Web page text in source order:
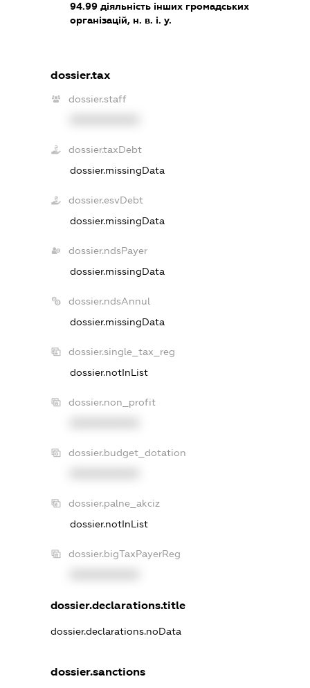
94.99 діяльність інших громадських
організацій, н. в. і. у.
dossier.tax
dossier.staff
dossier.taxDebt
dossier.missingData
dossier.esvDebt
dossier.missingData
dossier.ndsPayer
dossier.missingData
dossier.ndsAnnul
dossier.missingData
dossier.single_tax_reg
dossier.notInList
dossier.non_profit
dossier.budget_dotation
dossier.palne_akciz
dossier.notInList
dossier.bigTaxPayerReg
dossier.declarations.title
dossier.declarations.noData
dossier.sanctions